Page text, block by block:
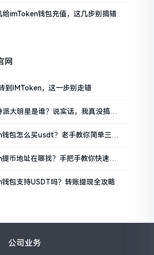
给imToken钱包充值，这几步别搞错
网
到IMToken，这一步别走错
派大明星是谁？说实话，我真没搞明
包怎么买usdt？老手教你简单三步
币地址在哪找？手把手教你快速查
包支持USDT吗？转账提现全攻略
公司业务